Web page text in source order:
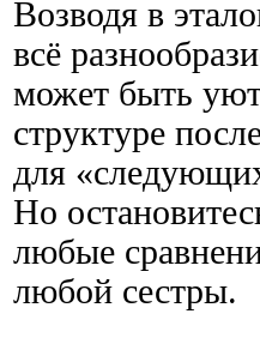
Возводя в
всё
может быть
структуре
для
Но
любые
любой сестры.